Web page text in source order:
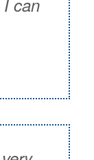
can